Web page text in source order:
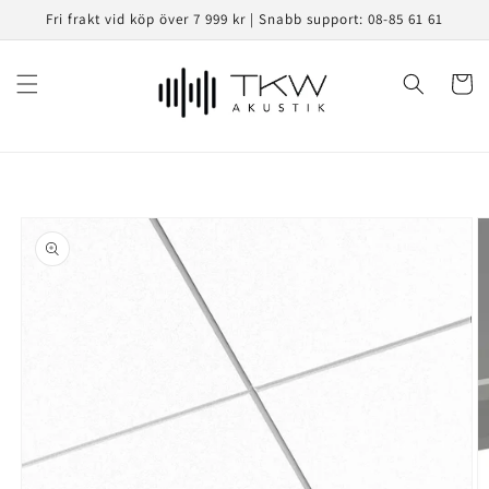
vidare
Fri frakt vid köp över 7 999 kr | Snabb support: 08-85 61 61